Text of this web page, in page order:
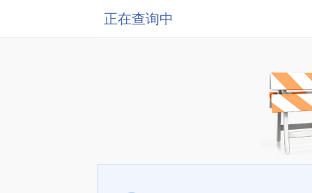
正在查询中